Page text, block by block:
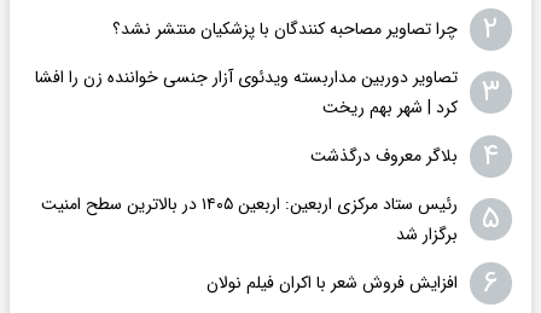
۲ چرا تصاویر مصاحبه کنندگان با پزشکیان منتشر نشد؟
۳
تصاویر دوربین مداربسته ویدئوی آزار جنسی خواننده زن را افشا
کرد | شهر بهم ریخت
۴ بلاگر معروف درگذشت
۵
رئیس ستاد مرکزی اربعین: اربعین ۱۴۰۵ در بالاترین سطح امنیت
برگزار شد
۶ افزایش فروش شعر با اکران فیلم نولان